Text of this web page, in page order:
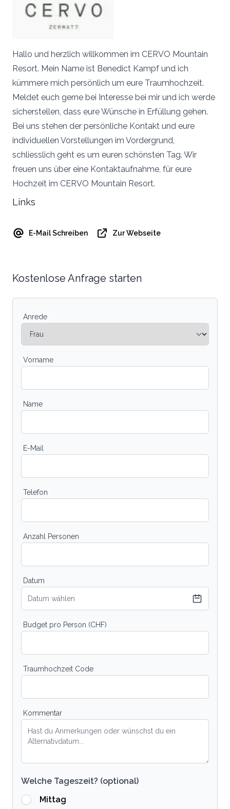
Hallo und herzlich willkommen im CERVO Mountain
Resort. Mein Name ist Benedict Kampf und ich
kümmere mich persönlich um eure Traumhochzeit.
Meldet euch gerne bei Interesse bei mir und ich werde
sicherstellen, dass eure Wünsche in Erfüllung gehen.
Bei uns stehen der persönliche Kontakt und eure
individuellen Vorstellungen im Vordergrund,
schliesslich geht es um euren schönsten Tag. Wir
freuen uns über eine Kontaktaufnahme, für eure
Hochzeit im CERVO Mountain Resort.
Links
E-Mail Schreiben Zur Webseite
Kostenlose Anfrage starten
Anrede
Vorname
Name
E-Mail
Telefon
Anzahl Personen
Datum
Datum wählen
Budget pro Person (CHF)
Traumhochzeit Code
Kommentar
Welche Tageszeit? (optional)
Mittag